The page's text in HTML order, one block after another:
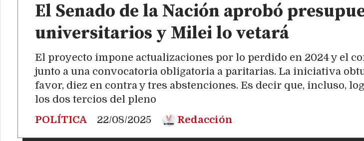
El Senado de la Nación aprobó
universitarios y Milei lo vetará
El proyecto impone actualizaciones por lo perdido en 2024 y el
junto a una convocatoria obligatoria a paritarias. La iniciativa
favor, diez en contra y tres abstenciones. Es decir que, incluso,
los dos tercios del pleno
POLÍTICA
22/08/2025 Redacción